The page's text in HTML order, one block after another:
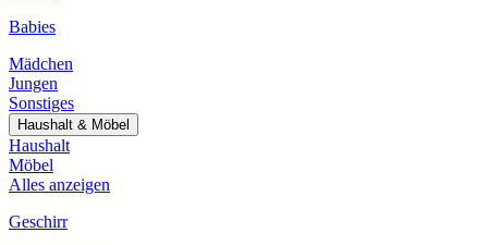
Babies
Mädchen
Jungen
Sonstiges
Haushalt & Möbel
Haushalt
Möbel
Alles anzeigen
Geschirr